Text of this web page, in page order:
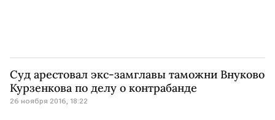
Суд арестовал экс-замглавы таможни Внуково
Курзенкова по делу о контрабанде
26 ноября 2016, 18:22